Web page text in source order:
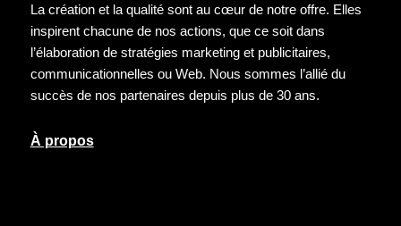
La création et la qualité sont au cœur de notre offre. Elles
inspirent chacune de nos actions, que ce soit dans
l’élaboration de stratégies marketing et publicitaires,
communicationnelles ou Web. Nous sommes l’allié du
succès de nos partenaires depuis plus de 30 ans.
À propos